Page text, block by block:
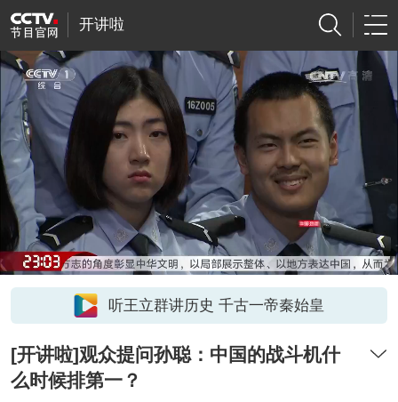
开讲啦
听王立群讲历史 千古一帝秦始皇
[开讲啦]观众提问孙聪：中国的战斗机什
么时候排第一？